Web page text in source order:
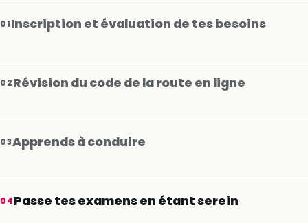
01Inscription et évaluation de tes besoins
02Révision du code de la route en ligne
03Apprends à conduire
04Passe tes examens en étant serein